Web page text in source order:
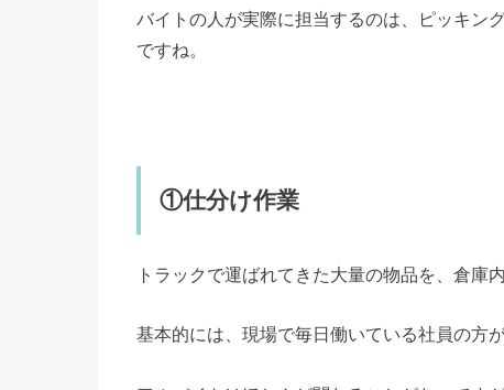
バイトの人が実際に担当するのは、ピッキン
ですね。
①仕分け作業
トラックで運ばれてきた大量の物品を、倉庫
基本的には、現場で毎日働いている社員の方